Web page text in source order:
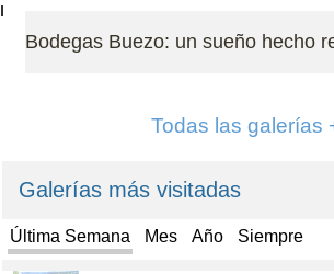
Bodegas Buezo: un sueño hecho
Todas las galerías
Galerías más visitadas
Última Semana Mes Año Siempre